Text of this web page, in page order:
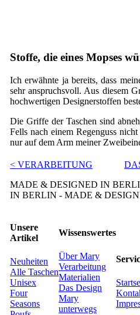
Stoffe, die eines Mopses
Ich erwähnte ja bereits, dass
sehr anspruchsvoll. Aus diesem
hochwertigen Designerstoffen
Die Griffe der Taschen sind
Fells nach einem Regenguss
nur auf dem Arm meiner
< VERARBEITUNG
MADE & DESIGNED IN
IN BERLIN - MADE &
Unsere
Artikel
Neuheiten
Alle Taschen
Unisex
Four
Seasons
Wissenswertes
Über Mary
Verarbeitung
Materialien
Das Design
Mary
unterwegs